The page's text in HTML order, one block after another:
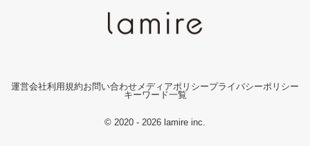
運営会社利用規約お問い合わせ メディアポリシープライバシーポリシー
キーワード一覧
© 2020 - 2026 lamire inc.